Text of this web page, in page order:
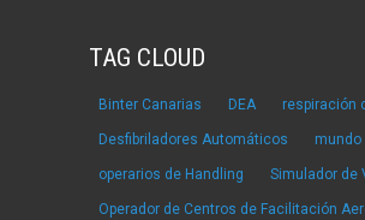
TAG CLOUD
Binter Canarias DEA respiración
Desfibriladores Automáticos mundo
operarios de Handling Simulador de
Operador de Centros de Facilitación